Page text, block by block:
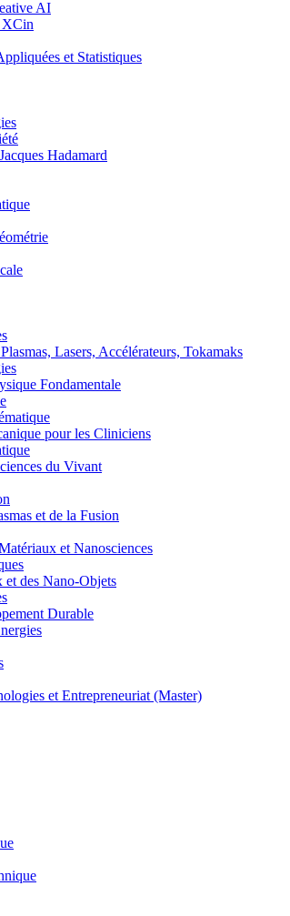
AI
XCin
et Statistiques
Hadamard
Lasers, Accélérateurs, Tokamaks
Fondamentale
pour les Cliniciens
du Vivant
et de la Fusion
et Nanosciences
des Nano-Objets
Durable
et Entrepreneuriat (Master)